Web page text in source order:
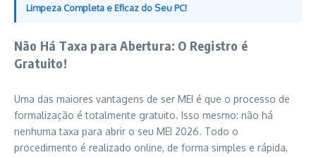
Limpeza Completa e Eficaz do Seu PC!
Não Há Taxa para Abertura: O Registro é
Gratuito!
Uma das maiores vantagens de ser MEI é que o processo de
formalização é totalmente gratuito. Isso mesmo: não há
nenhuma taxa para abrir o seu MEI 2026. Todo o
procedimento é realizado online, de forma simples e rápida,